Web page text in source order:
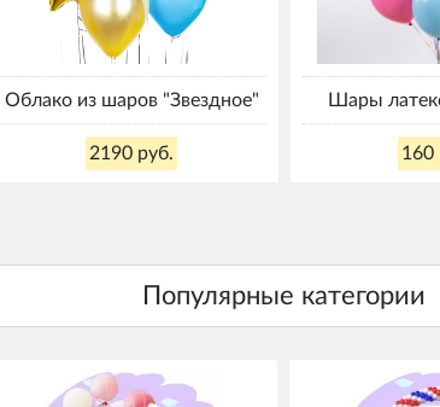
Облако из шаров "Звездное"
2190 руб.
Шары
160